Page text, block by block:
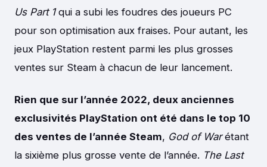
Us Part 1qui a subi les foudres des joueurs PC
pour son optimisation aux fraises. Pour autant, les
jeux PlayStation restent parmi les plus grosses
ventes sur Steam à chacun de leur lancement.
Rien que sur l’année 2022, deux anciennes
exclusivités PlayStation ont été dans le top 10
des ventes de l’année Steam, God of Warétant
la sixième plus grosse vente de l’année. The Last